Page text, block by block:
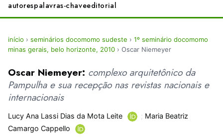
autorespalavras-chaveeditorial
início › seminários docomomo sudeste › 1º seminário docomomo
minas gerais, belo horizonte, 2010 › Oscar Niemeyer
Oscar Niemeyer: complexo arquitetônico da
Pampulha e sua recepção nas revistas nacionais e
internacionais
Lucy Ana Lassi Dias da Mota Leite ; Maria Beatriz
Camargo Cappello